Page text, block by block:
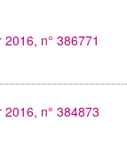
n° 386771
2016, n° 384873